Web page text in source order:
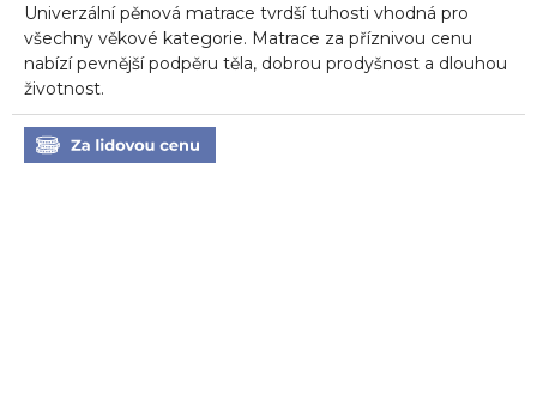
Univerzální pěnová matrace tvrdší tuhosti vhodná pro
všechny věkové kategorie. Matrace za příznivou cenu
nabízí pevnější podpěru těla, dobrou prodyšnost a dlouhou
životnost.